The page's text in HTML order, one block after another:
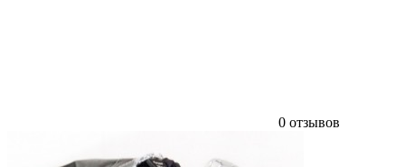
0 отзывов